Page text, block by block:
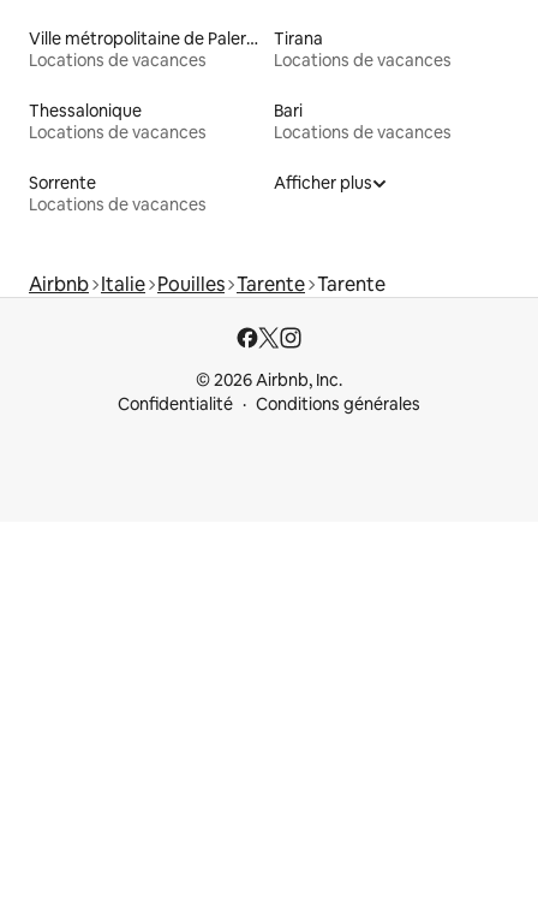
Ville métropolitaine de Palerme
Locations de vacances
Tirana
Locations de vacances
Thessalonique
Locations de vacances
Bari
Locations de vacances
Sorrente
Locations de vacances
Afficher plus
Airbnb Italie Pouilles Tarente Tarente
© 2026 Airbnb, Inc.
Confidentialité
Conditions générales